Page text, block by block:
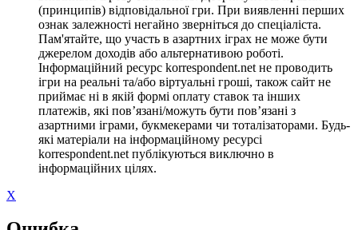
(принципів) відповідальної гри. При виявленні перших
ознак залежності негайно зверніться до спеціаліста.
Пам'ятайте, що участь в азартних іграх не може бути
джерелом доходів або альтернативою роботі.
Інформаційний ресурс korrespondent.net не проводить
ігри на реальні та/або віртуальні гроші, також сайт не
приймає ні в якій формі оплату ставок та інших
платежів, які пов’язані/можуть бути пов’язані з
азартними іграми, букмекерами чи тоталізаторами. Будь-
які матеріали на інформаційному ресурсі
korrespondent.net публікуються виключно в
інформаційних цілях.
X